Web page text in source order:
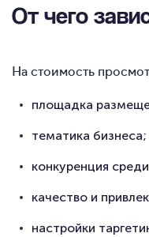
От чего
На стоимость
площадка
тематика бизнеса;
конкуренция
качество и
настройки